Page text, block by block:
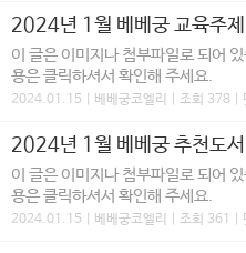
2024년 1월 베베궁 교육주
이 글은 이미지나 첨부파일로 되어
용은 클릭하셔서 확인해 주세요.
2024.01.15 | 베베궁코엘리 | 조회 378 |
2024년 1월 베베궁 추천도서
이 글은 이미지나 첨부파일로 되어
용은 클릭하셔서 확인해 주세요.
2024.01.15 | 베베궁코엘리 | 조회 361 |